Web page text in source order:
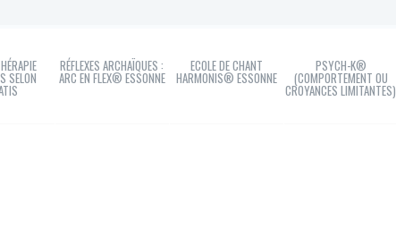
SELON
RÉFLEXES ARCHAÏQUES :
ARC EN FLEX® ESSONNE
ECOLE DE CHANT
HARMONIS® ESSONNE
PSYCH-K®
(COMPORTEMENT OU
CROYANCES LIMITANTES)